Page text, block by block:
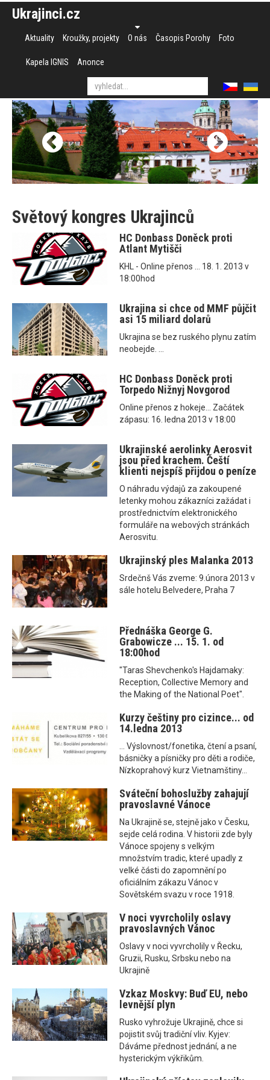
Ukrajinci.cz
Aktuality Kroužky, projekty O nás Časopis Porohy Foto
Kapela IGNIS Anonce
Světový kongres Ukrajinců
HC Donbass Doněck proti
Atlant Mytišči
KHL - Online přenos ... 18. 1. 2013 v
18:00hod
Ukrajina si chce od MMF půjčit
asi 15 miliard dolarů
Ukrajina se bez ruského plynu zatím
neobejde. ...
HC Donbass Doněck proti
Torpedo Nižnyj Novgorod
Online přenos z hokeje... Začátek
zápasu: 16. ledna 2013 v 18:00
Ukrajinské aerolinky Aerosvit
jsou před krachem. Čeští
klienti nejspíš přijdou o peníze
O náhradu výdajů za zakoupené
letenky mohou zákazníci zažádat i
prostřednictvím elektronického
formuláře na webových stránkách
Aerosvitu.
Ukrajinský ples Malanka 2013
Srdečnš Vás zveme: 9.února 2013 v
sále hotelu Belvedere, Praha 7
Přednáška George G.
Grabowicze ... 15. 1. od
18:00hod
"Taras Shevchenko's Hajdamaky:
Reception, Collective Memory and
the Making of the National Poet".
Kurzy češtiny pro cizince... od
14.ledna 2013
... Výslovnost/fonetika, čtení a psaní,
básničky a písničky pro děti a rodiče,
Nízkoprahový kurz Vietnamštiny...
Sváteční bohoslužby zahajují
pravoslavné Vánoce
Na Ukrajině se, stejně jako v Česku,
sejde celá rodina. V historii zde byly
Vánoce spojeny s velkým
množstvím tradic, které upadly z
velké části do zapomnění po
oficiálním zákazu Vánoc v
Sovětském svazu v roce 1918.
V noci vyvrcholily oslavy
pravoslavných Vánoc
Oslavy v noci vyvrcholily v Řecku,
Gruzii, Rusku, Srbsku nebo na
Ukrajině
Vzkaz Moskvy: Buď EU, nebo
levnější plyn
Rusko vyhrožuje Ukrajině, chce si
pojistit svůj tradiční vliv. Kyjev:
Dáváme přednost jednání, a ne
hysterickým výkřikům.